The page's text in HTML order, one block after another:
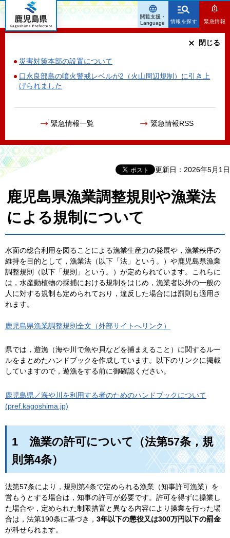
鹿児島県
情報を探す 緊急情報
災害対策本部の設置について
口永良部島の噴火警戒レベルが2（火山周辺規制）に引き上
げられました
緊急情報一覧 緊急情報RSS
閉じる
閲覧支援・
Language
更新日：2026年5月1日
鹿児島県漁業調整規則や漁業法
による規制について
水面の総合利用を図ることによる漁業生産力の発展や，漁業秩序の
維持を目的として，漁業法（以下「法」という。）や鹿児島県漁業
調整規則（以下「規則」という。）が定められています。これらに
は，水産動植物の採捕における規制をはじめ，漁業者以外の一般の
人に対する規制も定められており，違反した場合には罰則も適用さ
れます。
鹿児島県漁業調整規則全文（外部サイトへリンク）
県では，遊漁（海や川で魚や貝などを捕まえること）に関するルー
ルをまとめたハンドブックを作成しています。以下のリンクに掲載
していますので，遊漁をする前に御確認ください。
鹿児島県／海や川を利用する者のためのハンドブックについて
(pref.kagoshima.jp)
1
漁業の許可について（法第57条，規
則第4条）
法第57条により，規則第4条で定められる漁業（知事許可漁業）を
営もうとする場合は，知事の許可が必要です。許可を得ずに操業し
た場合や，定められた制限措置と異なる内容により操業を行った場
合は，法第190条に基づき， 3年以下の懲役又は300万円以下の罰金
が科せられます。